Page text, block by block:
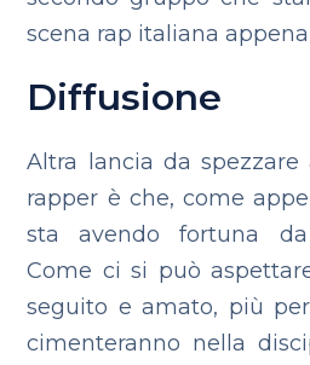
scena rap italiana
Diffusione
Altra lancia da
rapper è che, come
sta avendo fortuna
Come ci si può
seguito e amato, più
cimenteranno nella